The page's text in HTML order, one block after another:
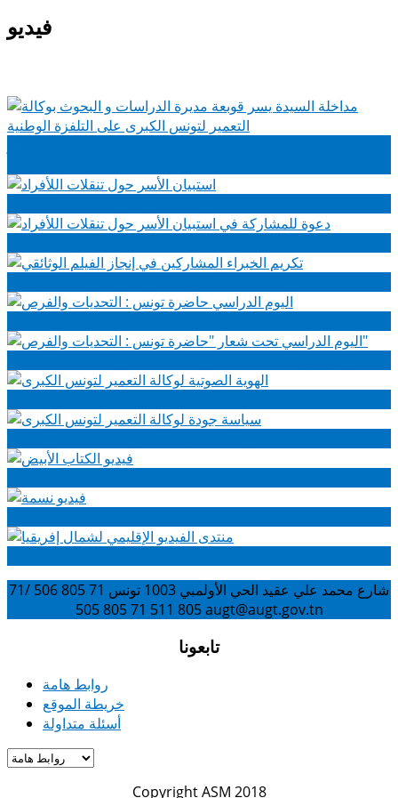
فيديو
شارع محمد علي عقيد الحي الأولمبي 1003 تونس
71 805 506 /71
805 51171 805 505augt@augt.gov.tn
تابعونا
روابط هامة
خريطة الموقع
أسئلة متداولة
Copyright ASM 2018